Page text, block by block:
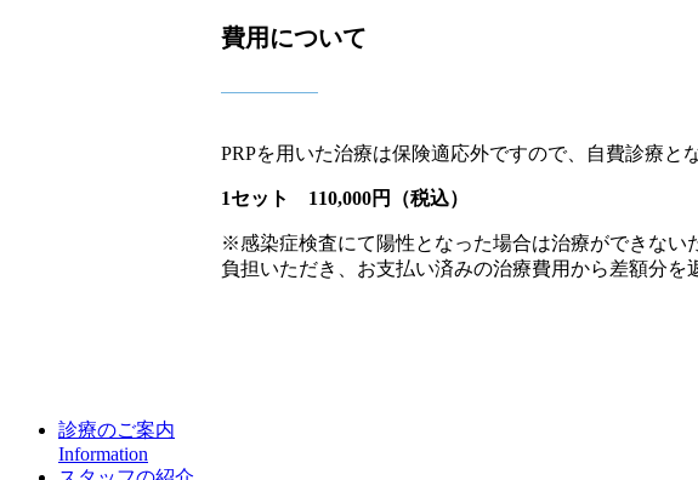
費用について
PRPを用いた治療は保険適応外ですので、自費診療と
1セット 110,000円（税込）
※感染症検査にて陽性となった場合は治療ができない
負担いただき、お支払い済みの治療費用から差額分を
診療のご案内
Information